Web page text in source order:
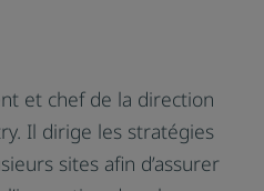
et chef de la direction
Il dirige les stratégies
sites afin d’assurer